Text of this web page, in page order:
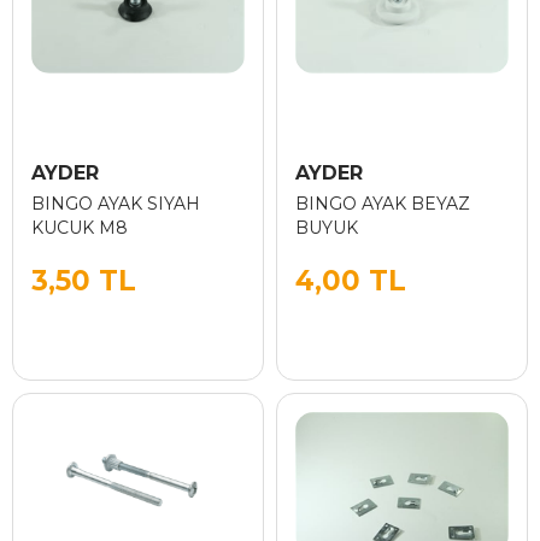
AYDER
BINGO AYAK SIYAH
KUCUK M8
3,50 TL
AYDER
BINGO AYAK BEYAZ
BUYUK
4,00 TL